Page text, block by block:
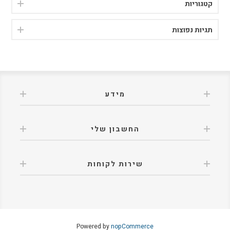
קטגוריות
תגיות נפוצות
מידע
החשבון שלי
שירות לקוחות
Powered bynopCommerce